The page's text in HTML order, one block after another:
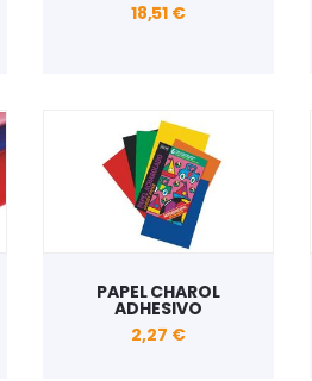
18,51 €
PAPEL CHAROL
ADHESIVO
2,27 €